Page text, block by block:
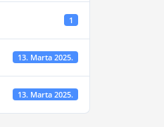
1
13. Marta 2025.
13. Marta 2025.